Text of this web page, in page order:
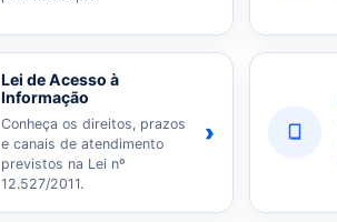
Lei de Acesso à
Informação
Conheça os direitos, prazos
e canais de atendimento
previstos na Lei nº
12.527/2011.
›